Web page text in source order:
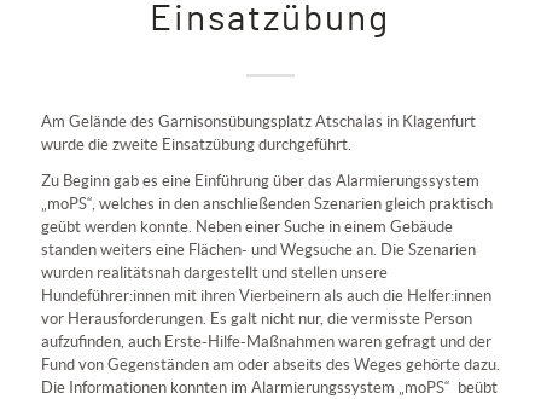
Einsatzübung
Am Gelände des Garnisonsübungsplatz Atschalas in Klagenfurt
wurde die zweite Einsatzübung durchgeführt.
Zu Beginn gab es eine Einführung über das Alarmierungssystem
„moPS“, welches in den anschließenden Szenarien gleich praktisch
geübt werden konnte. Neben einer Suche in einem Gebäude
standen weiters eine Flächen- und Wegsuche an. Die Szenarien
wurden realitätsnah dargestellt und stellen unsere
Hundeführer:innen mit ihren Vierbeinern als auch die Helfer:innen
vor Herausforderungen. Es galt nicht nur, die vermisste Person
aufzufinden, auch Erste-Hilfe-Maßnahmen waren gefragt und der
Fund von Gegenständen am oder abseits des Weges gehörte dazu.
Die Informationen konnten im Alarmierungssystem „moPS“ beübt